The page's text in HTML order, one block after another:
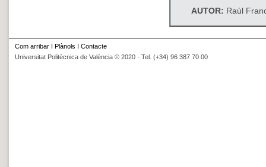
AUTOR: Raúl
Com arribar Plànols
Contacte
Universitat Politècnica de València © 2020 · Tel. (+34) 96 387 70 00